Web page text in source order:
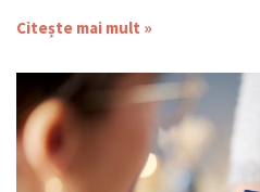
Citește mai mult »